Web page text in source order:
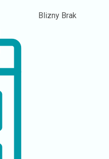
Blizny Brak